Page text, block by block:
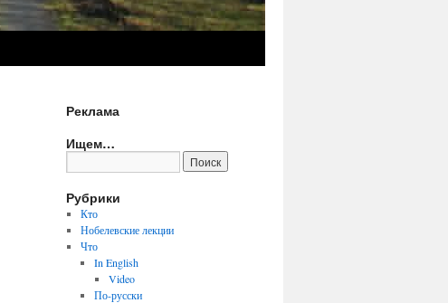
Реклама
Ищем…
Рубрики
Кто
Нобелевские лекции
Что
In English
Video
По-русски